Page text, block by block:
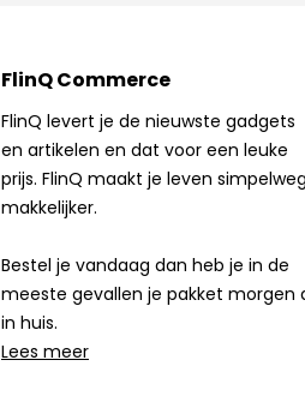
FlinQ Commerce
FlinQ levert je de nieuwste gadgets
en artikelen en dat voor een leuke
prijs. FlinQ maakt je leven simpelweg
makkelijker.
Bestel je vandaag dan heb je in de
meeste gevallen je pakket morgen
in huis.
Lees meer